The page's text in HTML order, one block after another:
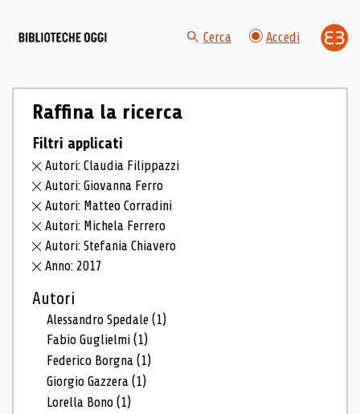
Cerca Accedi
Raffina la ricerca
Filtri applicati
Autori: Claudia Filippazzi
Autori: Giovanna Ferro
Autori: Matteo Corradini
Autori: Michela Ferrero
Autori: Stefania Chiavero
Anno: 2017
Autori
Alessandro Spedale(1)
Fabio Guglielmi(1)
Federico Borgna(1)
Giorgio Gazzera(1)
Lorella Bono(1)